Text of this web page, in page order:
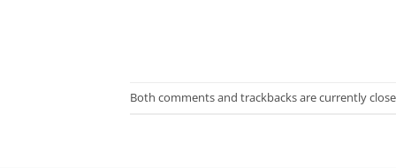
Both comments and trackbacks are currently